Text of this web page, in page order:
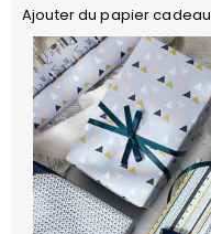
Ajouter du papier cadeau